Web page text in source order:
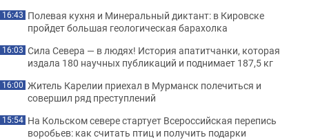
16:43 Полевая кухня и Минеральный диктант: в Кировске
пройдет большая геологическая барахолка
16:03 Сила Севера — в людях! История апатитчанки, которая
издала 180 научных публикаций и поднимает 187,5 кг
16:00 Житель Карелии приехал в Мурманск полечиться и
совершил ряд преступлений
15:54 На Кольском севере стартует Всероссийская перепись
воробьев: как считать птиц и получить подарки